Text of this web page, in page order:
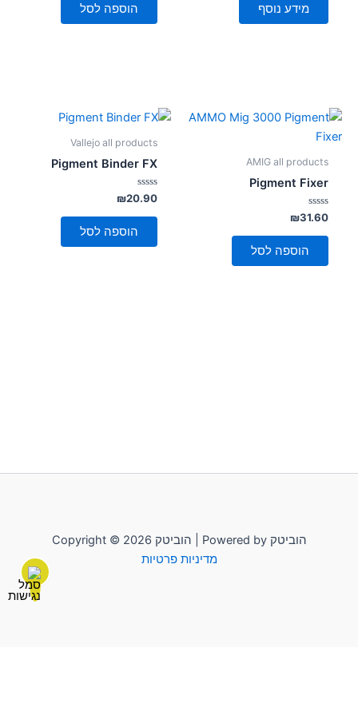
מידע נוסף הוספה לסל
AMIG all products
Pigment Fixer
דורג
0
מתוך
₪31.60
הוספה לסל
Vallejo all products
Pigment Binder FX
דורג
0
מתוך
₪20.90
הוספה לסל
Copyright © 2026 הוביטק | Powered by הוביטק
מדיניות פרטיות